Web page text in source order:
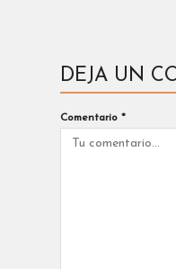
DEJA UN
Comentario *